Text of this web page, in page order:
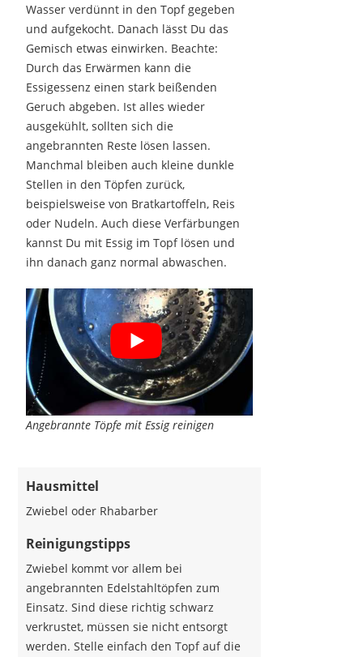
Wasser verdünnt in den Topf gegeben
und aufgekocht. Danach lässt Du das
Gemisch etwas einwirken. Beachte:
Durch das Erwärmen kann die
Essigessenz einen stark beißenden
Geruch abgeben. Ist alles wieder
ausgekühlt, sollten sich die
angebrannten Reste lösen lassen.
Manchmal bleiben auch kleine dunkle
Stellen in den Töpfen zurück,
beispielsweise von Bratkartoffeln, Reis
oder Nudeln. Auch diese Verfärbungen
kannst Du mit Essig im Topf lösen und
ihn danach ganz normal abwaschen.
Angebrannte Töpfe mit Essig reinigen
Hausmittel
Zwiebel oder Rhabarber
Reinigungstipps
Zwiebel kommt vor allem bei
angebrannten Edelstahltöpfen zum
Einsatz. Sind diese richtig schwarz
verkrustet, müssen sie nicht entsorgt
werden. Stelle einfach den Topf auf die